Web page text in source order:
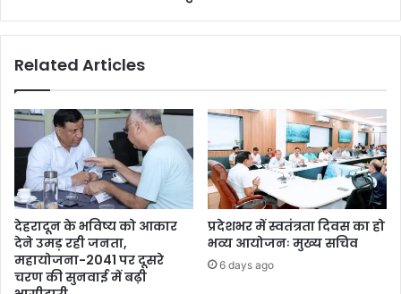
Related Articles
देहरादून के भविष्य को आकार
देने उमड़ रही जनता,
महायोजना-2041 पर दूसरे
चरण की सुनवाई में बढ़ी
प्रदेशभर में स्वतंत्रता दिवस का हो
भव्य आयोजनः मुख्य सचिव
6 days ago